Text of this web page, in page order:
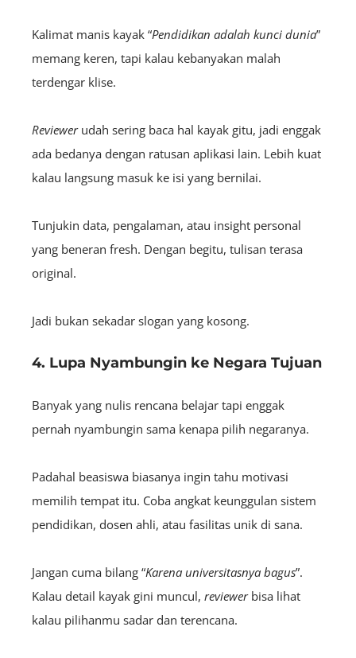
Kalimat manis kayak “Pendidikan adalah kunci dunia”
memang keren, tapi kalau kebanyakan malah
terdengar klise.
Reviewerudah sering baca hal kayak gitu, jadi enggak
ada bedanya dengan ratusan aplikasi lain. Lebih kuat
kalau langsung masuk ke isi yang bernilai.
Tunjukin data, pengalaman, atau insight personal
yang beneran fresh. Dengan begitu, tulisan terasa
original.
Jadi bukan sekadar slogan yang kosong.
4. Lupa Nyambungin ke Negara Tujuan
Banyak yang nulis rencana belajar tapi enggak
pernah nyambungin sama kenapa pilih negaranya.
Padahal beasiswa biasanya ingin tahu motivasi
memilih tempat itu. Coba angkat keunggulan sistem
pendidikan, dosen ahli, atau fasilitas unik di sana.
Jangan cuma bilang “Karena universitasnya bagus”.
Kalau detail kayak gini muncul, reviewerbisa lihat
kalau pilihanmu sadar dan terencana.